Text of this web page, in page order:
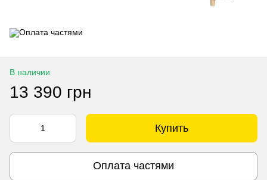
В наличии
13 390 грн
Купить
Оплата частями